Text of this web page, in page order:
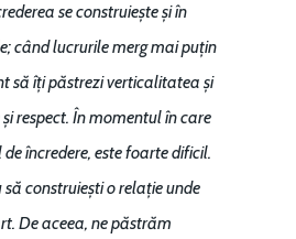
se construiește și în
când lucrurile merg mai puțin
să îți păstrezi verticalitatea și
respect. În momentul în care
încredere, este foarte dificil.
construiești o relație unde
De aceea, ne păstrăm